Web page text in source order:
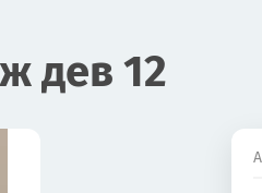
дев 12